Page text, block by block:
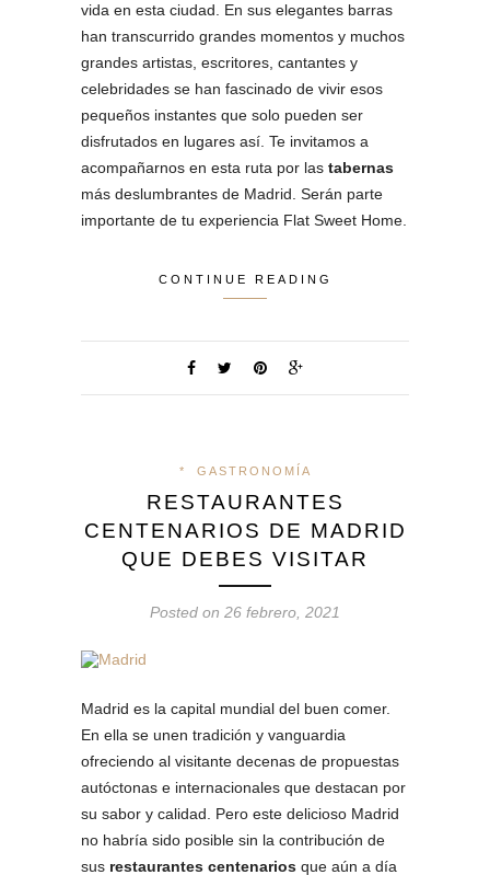
vida en esta ciudad. En sus elegantes barras
han transcurrido grandes momentos y muchos
grandes artistas, escritores, cantantes y
celebridades se han fascinado de vivir esos
pequeños instantes que solo pueden ser
disfrutados en lugares así. Te invitamos a
acompañarnos en esta ruta por las tabernas
más deslumbrantes de Madrid. Serán parte
importante de tu experiencia Flat Sweet Home.
CONTINUE READING
* GASTRONOMÍA
RESTAURANTES
CENTENARIOS DE MADRID
QUE DEBES VISITAR
Posted on 26 febrero, 2021
Madrid es la capital mundial del buen comer.
En ella se unen tradición y vanguardia
ofreciendo al visitante decenas de propuestas
autóctonas e internacionales que destacan por
su sabor y calidad. Pero este delicioso Madrid
no habría sido posible sin la contribución de
sus restaurantes centenarios que aún a día